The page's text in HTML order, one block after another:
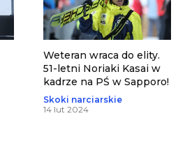
Weteran wraca do elity.
51-letni Noriaki Kasai w
kadrze na PŚ w Sapporo!
Skoki narciarskie
14 lut 2024